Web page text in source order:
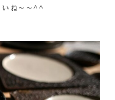
ね～～^^